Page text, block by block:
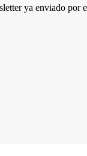
ya enviado por